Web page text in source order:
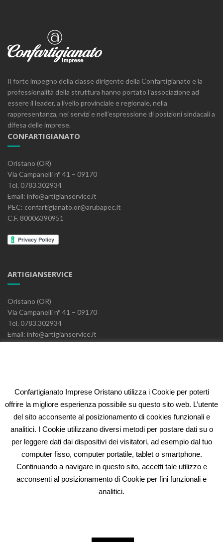
Il forte impegno della classe dirigente della Confartigianato e la
professionalità della struttura hanno portato l’associazione ad
essere il leader, a livello provinciale e regionale, nella
rappresentanza, nei servizi e nell’espressione di posizioni sindacali a
difesa delle imprese.
CONFARTIGIANATO
Oristano (OR)
Via Campanelli n° 41 – 09170
Tel. 0783.302934
Email: info@artigianservice.it
PEC: confartigianato.or@arubapec.it
C.F. 80006390951
ARTIGIANSERVICE
Oristano (OR)
Via Campanelli n° 41 – 09170
Tel. 0783.302934
Email: info@artigianservice.it
ELEONORA FIDI
Oristano (OR)
Tel. 0783.302934
Email: fidi@artigianservice.it
PEC: eleonorafidi@pec.it
P.IVA: 00720010958
Confartigianato Imprese Oristano utilizza i Cookie per poterti
offrire la migliore esperienza possibile su questo sito web. L’utente
del sito acconsente al posizionamento di cookies funzionali e
analitici. I Cookie utilizzano diversi metodi per postare dati su o
per leggere dati dai dispositivi dei visitatori, ad esempio dal tuo
computer fisso, computer portatile, tablet o smartphone.
Continuando a navigare in questo sito, accetti tale utilizzo e
acconsenti al posizionamento di Cookie per fini funzionali e
analitici.